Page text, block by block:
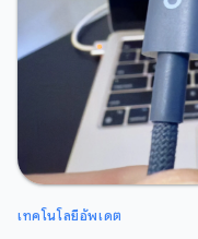
เทคโนโลยีอัพเดต